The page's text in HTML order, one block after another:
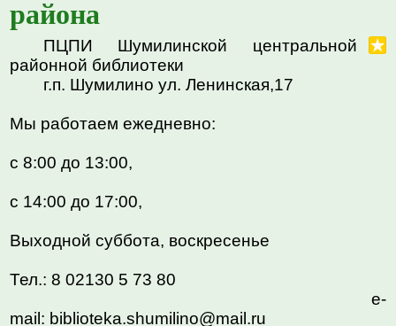
района
ПЦПИ Шумилинской центральной
районной библиотеки
г.п. Шумилино ул. Ленинская,17
Мы работаем ежедневно:
с 8:00 до 13:00,
с 14:00 до 17:00,
Выходной суббота, воскресенье
Тел.: 8 02130 5 73 80
e-
mail: biblioteka.shumilino@mail .ru